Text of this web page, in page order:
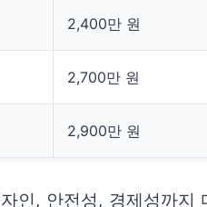
2,400만 원
2,700만 원
2,900만 원
인, 안전성, 경제성까